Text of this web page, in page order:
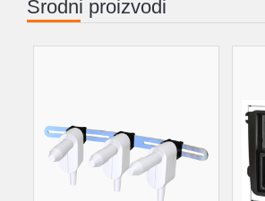
Srodni proizvodi